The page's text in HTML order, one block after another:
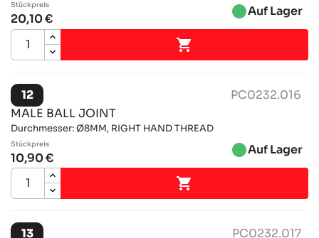
Stückpreis
20,10 € brightness_1Auf Lager

12
PC0232.016
MALE BALL JOINT
Durchmesser: Ø8MM, RIGHT HAND THREAD
Stückpreis
10,90 € brightness_1Auf Lager

13 PC0232.017